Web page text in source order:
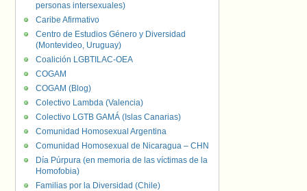
personas intersexuales)
Caribe Afirmativo
Centro de Estudios Género y Diversidad
(Montevideo, Uruguay)
Coalición LGBTILAC-OEA
COGAM
COGAM (Blog)
Colectivo Lambda (Valencia)
Colectivo LGTB GAMÁ (Islas Canarias)
Comunidad Homosexual Argentina
Comunidad Homosexual de Nicaragua – CHN
Día Púrpura (en memoria de las víctimas de la
Homofobia)
Familias por la Diversidad (Chile)